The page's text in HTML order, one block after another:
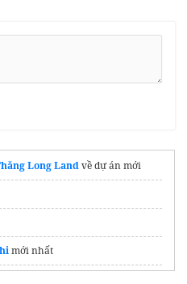
Long Landvề dự án mới
mới nhất